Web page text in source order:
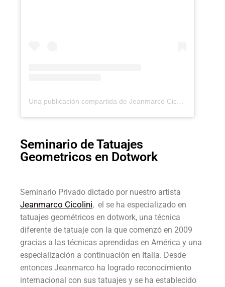
Una publicación compartida de Jeanmarco Cicolini (@jeanmarcotattoo)
Seminario de Tatuajes
Geometricos en Dotwork
Seminario Privado dictado por nuestro artista
Jeanmarco Cicolini, el se ha especializado en
tatuajes geométricos en dotwork, una técnica
diferente de tatuaje con la que comenzó en 2009
gracias a las técnicas aprendidas en América y una
especialización a continuación en Italia. Desde
entonces Jeanmarco ha logrado reconocimiento
internacional con sus tatuajes y se ha establecido